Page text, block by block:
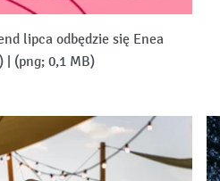
lipca odbędzie się Enea
| (png; 0,1 MB)